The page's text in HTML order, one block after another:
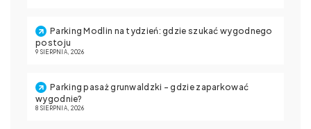
Parking Modlin na tydzień: gdzie szukać wygodnego
postoju
9 SIERPNIA, 2026
Parking pasaż grunwaldzki – gdzie zaparkować
wygodnie?
8 SIERPNIA, 2026